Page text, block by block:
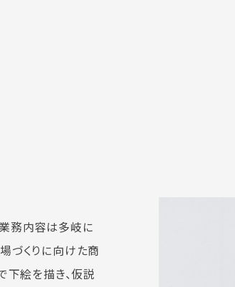
務内容は多岐に
づくりに向けた商
下絵を描き、仮説